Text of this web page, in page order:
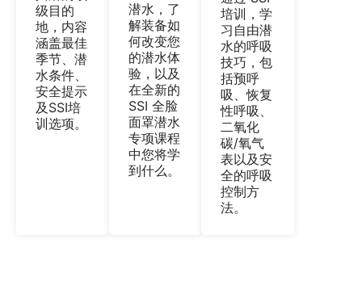
级目的
地，内容
涵盖最佳
季节、潜
水条件、
安全提示
及SSI培
训选项。
潜水，了
解装备如
何改变您
的潜水体
验，以及
在全新的
SSI 全脸
面罩潜水
专项课程
中您将学
到什么。
培训，学
习自由潜
水的呼吸
技巧，包
括预呼
吸、恢复
性呼吸、
二氧化
碳/氧气
表以及安
全的呼吸
控制方
法。